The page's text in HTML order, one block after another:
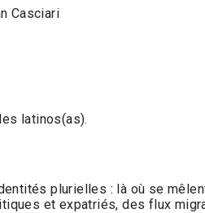
Casciari
latinos(as).
plurielles : là où se
et expatriés, des flux